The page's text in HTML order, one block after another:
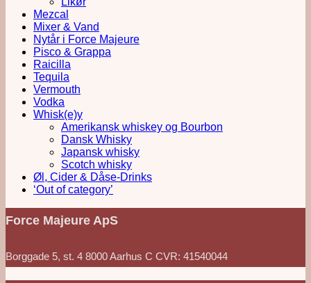
Mezcal
Mixer & Vand
Nytår i Force Majeure
Pisco & Grappa
Raicilla
Tequila
Vermouth
Vodka
Whisk(e)y
Amerikansk whiskey og Bourbon
Dansk Whisky
Japansk whisky
Scotch whisky
Øl, Cider & Dåse-Drinks
‘Out of category’
Force Majeure ApS
Borggade 5, st. 4 8000 Aarhus C CVR: 41540044